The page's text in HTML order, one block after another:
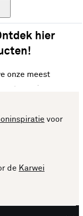
hier
onze meest
voor je op een
specificaties
kunnen maken.
je meteen op
en laat
voor
de Karwei